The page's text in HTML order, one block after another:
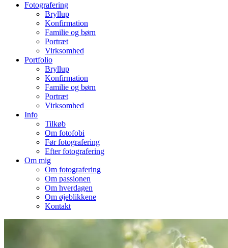
Fotografering
Bryllup
Konfirmation
Familie og børn
Portræt
Virksomhed
Portfolio
Bryllup
Konfirmation
Familie og børn
Portræt
Virksomhed
Info
Tilkøb
Om fotofobi
Før fotografering
Efter fotografering
Om mig
Om fotografering
Om passionen
Om hverdagen
Om øjeblikkene
Kontakt